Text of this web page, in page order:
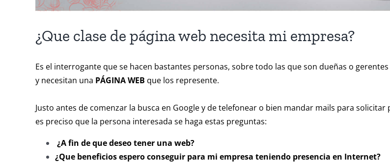
¿Que clase de página web necesita mi empresa?
Es el interrogante que se hacen bastantes personas, sobre todo las que son dueñas o
y necesitan una PÁGINA WEB que los represente.
Justo antes de comenzar la busca en Google y de telefonear o bien mandar mails para solicitar
es preciso que la persona interesada se haga estas preguntas:
¿A fin de que deseo tener una web?
¿Que beneficios espero conseguir para mi empresa teniendo presencia en Internet?